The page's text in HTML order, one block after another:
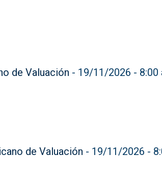
de Valuación - 19/11/2026 - 8:00
de Valuación - 19/11/2026 -